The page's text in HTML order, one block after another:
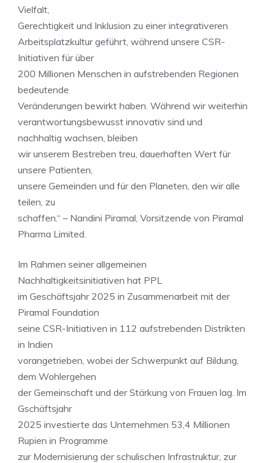
Vielfalt,
Gerechtigkeit und Inklusion zu einer integrativeren
Arbeitsplatzkultur geführt, während unsere CSR-
Initiativen für über
200 Millionen Menschen in aufstrebenden Regionen
bedeutende
Veränderungen bewirkt haben. Während wir weiterhin
verantwortungsbewusst innovativ sind und
nachhaltig wachsen, bleiben
wir unserem Bestreben treu, dauerhaften Wert für
unsere Patienten,
unsere Gemeinden und für den Planeten, den wir alle
teilen, zu
schaffen.“ – Nandini Piramal, Vorsitzende von Piramal
Pharma Limited.
Im Rahmen seiner allgemeinen
Nachhaltigkeitsinitiativen hat PPL
im Geschäftsjahr 2025 in Zusammenarbeit mit der
Piramal Foundation
seine CSR-Initiativen in 112 aufstrebenden Distrikten
in Indien
vorangetrieben, wobei der Schwerpunkt auf Bildung,
dem Wohlergehen
der Gemeinschaft und der Stärkung von Frauen lag. Im
Gschäftsjahr
2025 investierte das Unternehmen 53,4 Millionen
Rupien in Programme
zur Modernisierung der schulischen Infrastruktur, zur